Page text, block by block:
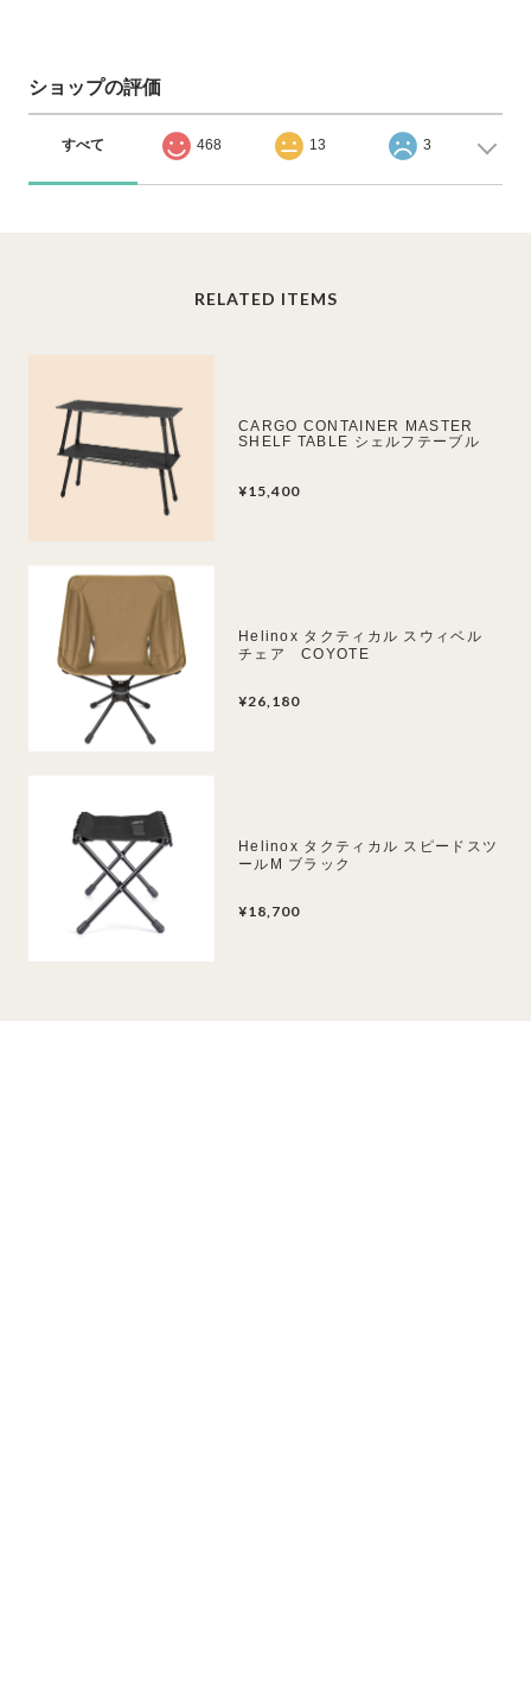
ショップの評価
すべて 468 13 3
RELATED ITEMS
CARGO CONTAINER MASTER
SHELF TABLE シェルフテーブル
¥15,400
Helinox タクティカル スウィベル
チェア COYOTE
¥26,180
Helinox タクティカル スピードスツ
ールM ブラック
¥18,700